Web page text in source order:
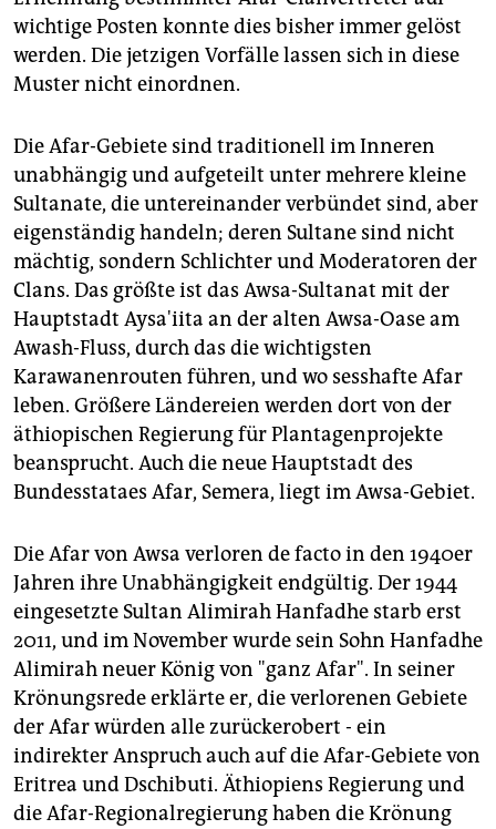
wichtige Posten konnte dies bisher immer gelöst
werden. Die jetzigen Vorfälle lassen sich in diese
Muster nicht einordnen.
Die Afar-Gebiete sind traditionell im Inneren
unabhängig und aufgeteilt unter mehrere kleine
Sultanate, die untereinander verbündet sind, aber
eigenständig handeln; deren Sultane sind nicht
mächtig, sondern Schlichter und Moderatoren der
Clans. Das größte ist das Awsa-Sultanat mit der
Hauptstadt Aysa'iita an der alten Awsa-Oase am
Awash-Fluss, durch das die wichtigsten
Karawanenrouten führen, und wo sesshafte Afar
leben. Größere Ländereien werden dort von der
äthiopischen Regierung für Plantagenprojekte
beansprucht. Auch die neue Hauptstadt des
Bundesstataes Afar, Semera, liegt im Awsa-Gebiet.
Die Afar von Awsa verloren de facto in den 1940er
Jahren ihre Unabhängigkeit endgültig. Der 1944
eingesetzte Sultan Alimirah Hanfadhe starb erst
2011, und im November wurde sein Sohn Hanfadhe
Alimirah neuer König von "ganz Afar". In seiner
Krönungsrede erklärte er, die verlorenen Gebiete
der Afar würden alle zurückerobert - ein
indirekter Anspruch auch auf die Afar-Gebiete von
Eritrea und Dschibuti. Äthiopiens Regierung und
die Afar-Regionalregierung haben die Krönung